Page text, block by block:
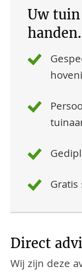
Uw
handen.
Direct
Wij zijn deze